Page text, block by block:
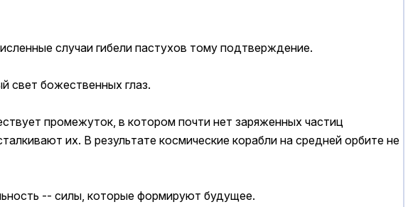
случаи гибели пастухов тому подтверждение.
свет божественных глаз.
промежуток, в котором почти нет заряженных частиц
их. В результате космические корабли на средней орбите не
-- силы, которые формируют будущее.